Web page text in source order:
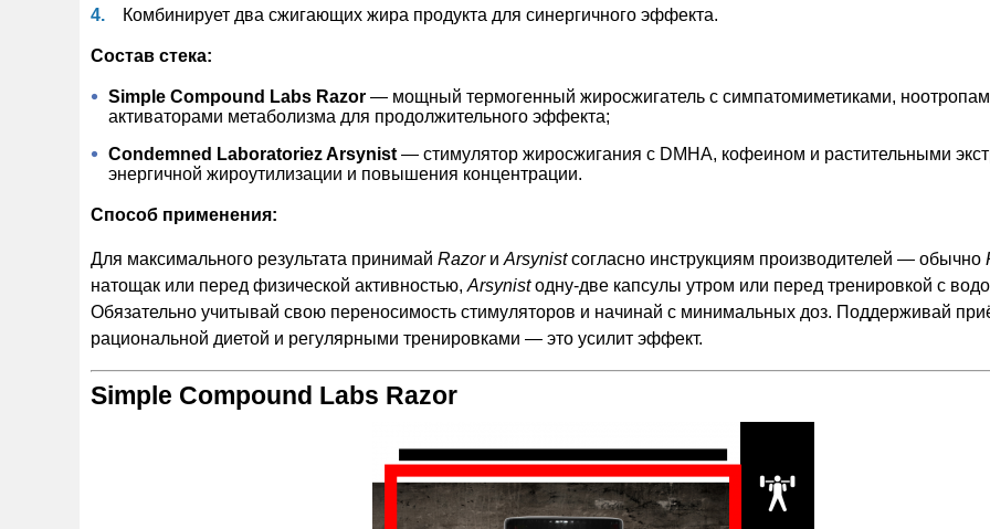
Комбинирует два сжигающих жира продукта для синергичного эффекта.
Состав стека:
Simple Compound Labs Razor — мощный термогенный жиросжигатель с симпатомиметиками,
активаторами метаболизма для продолжительного эффекта;
Condemned Laboratoriez Arsynist — стимулятор жиросжигания с DMHA, кофеином и растительными
энергичной жироутилизации и повышения концентрации.
Способ применения:
Для максимального результата принимай Razorи Arsynistсогласно инструкциям производителей — обычно
натощак или перед физической активностью, Arsynistодну-две капсулы утром или перед тренировкой с
Обязательно учитывай свою переносимость стимуляторов и начинай с минимальных доз. Поддерживай
рациональной диетой и регулярными тренировками — это усилит эффект.
Simple Compound Labs Razor